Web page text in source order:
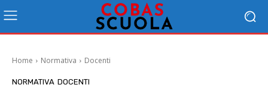
Home Normativa Docenti
NORMATIVA DOCENTI